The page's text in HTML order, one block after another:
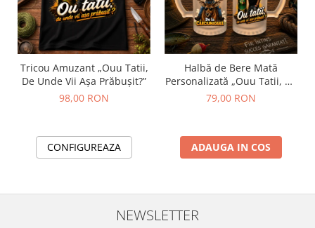
Tricou Amuzant „Ouu Tatii,
De Unde Vii Așa Prăbușit?”
98,00 RON
CONFIGUREAZA
Halbă de Bere Mată
Personalizată „Ouu Tatii, De
Unde Vii Așa Prăbușit?”
79,00 RON
ADAUGA IN COS
NEWSLETTER